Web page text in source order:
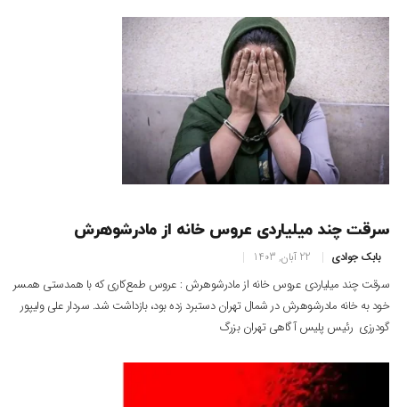
سرقت چند میلیاردی عروس خانه از مادرشوهرش
بابک جوادی 22 آبان, 1403
سرقت چند میلیاردی عروس خانه از مادرشوهرش : عروس طمع‌کاری که با همدستی همسر
خود به خانه مادرشوهرش در شمال تهران دستبرد زده بود، بازداشت شد. سردار علی ولیپور
گودرزی رئیس پلیس آگاهی تهران بزرگ